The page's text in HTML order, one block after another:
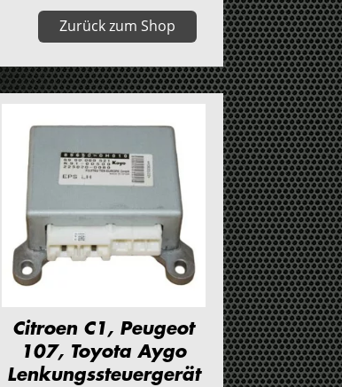
Zurück zum Shop
Citroen C1, Peugeot
107, Toyota Aygo
Lenkungssteuergerät